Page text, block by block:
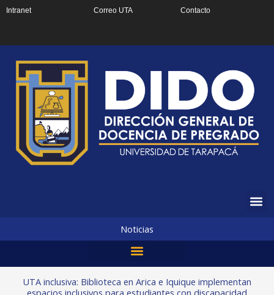
Intranet Correo UTA Contacto
Noticias
UTA inclusiva: Biblioteca en Arica e Iquique implementan